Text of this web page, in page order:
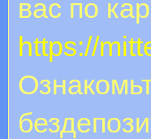
вас по
https://